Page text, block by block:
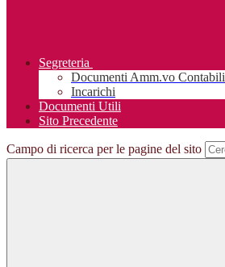
Segreteria
Documenti Amm.vo Contabili
Incarichi
Documenti Utili
Sito Precedente
Campo di ricerca per le pagine del sito